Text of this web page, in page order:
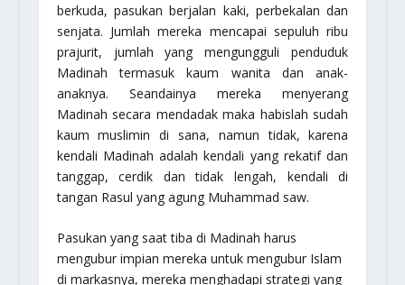
berkuda, pasukan berjalan kaki, perbekalan dan
senjata. Jumlah mereka mencapai sepuluh ribu
prajurit, jumlah yang mengungguli penduduk
Madinah termasuk kaum wanita dan anak-
anaknya. Seandainya mereka menyerang
Madinah secara mendadak maka habislah sudah
kaum muslimin di sana, namun tidak, karena
kendali Madinah adalah kendali yang rekatif dan
tanggap, cerdik dan tidak lengah, kendali di
tangan Rasul yang agung Muhammad saw.
Pasukan yang saat tiba di Madinah harus
mengubur impian mereka untuk mengubur Islam
di markasnya, mereka menghadapi strategi yang